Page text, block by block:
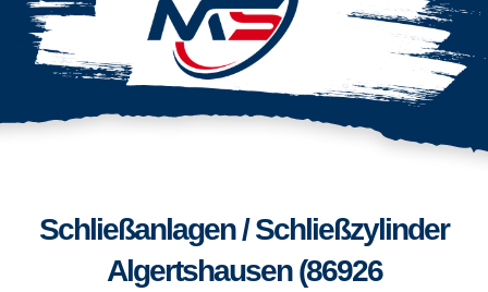
Schließanlagen / Schließzylinder
Algertshausen (86926